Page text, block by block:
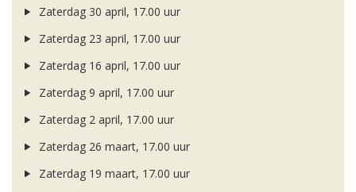
Zaterdag 30 april, 17.00 uur
Zaterdag 23 april, 17.00 uur
Zaterdag 16 april, 17.00 uur
Zaterdag 9 april, 17.00 uur
Zaterdag 2 april, 17.00 uur
Zaterdag 26 maart, 17.00 uur
Zaterdag 19 maart, 17.00 uur